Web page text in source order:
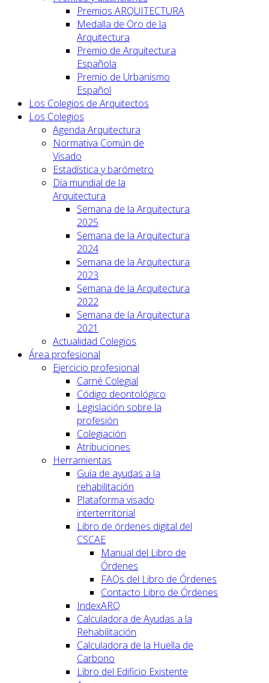
Premios ARQUITECTURA
Medalla de Oro de la
Arquitectura
Premio de Arquitectura
Española
Premio de Urbanismo
Español
Los Colegios de Arquitectos
Los Colegios
Agenda Arquitectura
Normativa Común de
Visado
Estadística y barómetro
Día mundial de la
Arquitectura
Semana de la Arquitectura
2025
Semana de la Arquitectura
2024
Semana de la Arquitectura
2023
Semana de la Arquitectura
2022
Semana de la Arquitectura
2021
Actualidad Colegios
Área profesional
Ejercicio profesional
Carné Colegial
Código deontológico
Legislación sobre la
profesión
Colegiación
Atribuciones
Herramientas
Guía de ayudas a la
rehabilitación
Plataforma visado
interterritorial
Libro de órdenes digital del
CSCAE
Manual del Libro de
Órdenes
FAQs del Libro de Órdenes
Contacto Libro de Órdenes
IndexARQ
Calculadora de Ayudas a la
Rehabilitación
Calculadora de la Huella de
Carbono
Libro del Edificio Existente